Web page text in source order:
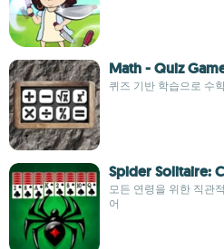
Math - Quiz
퀴즈 기반 학습으로 수
Spider Solitaire:
모든 연령을 위한 직관
어